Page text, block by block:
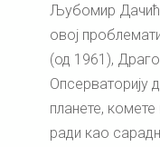
Љубомир Дачић
овој
(од 1961),
Опсерваторију
планете,
ради као